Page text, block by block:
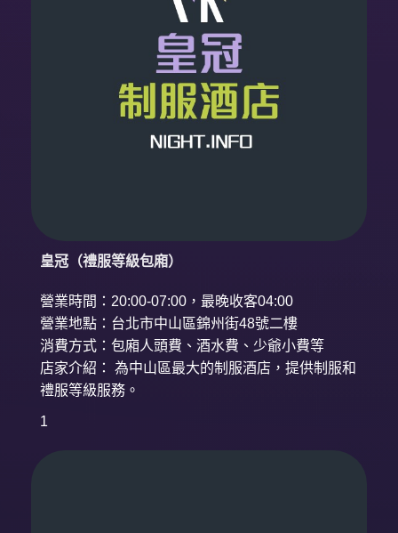
皇冠（禮服等級包廂）
營業時間：20:00-07:00，最晚收客04:00
營業地點：台北市中山區錦州街48號二樓
消費方式：包廂人頭費、酒水費、少爺小費等
店家介紹： 為中山區最大的制服酒店，提供制服和
禮服等級服務。
1